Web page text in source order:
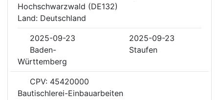
Hochschwarzwald (DE132)
Land: Deutschland
2025-09-23
2025-09-23
Baden-
Württemberg
Staufen
CPV: 45420000
Bautischlerei-Einbauarbeiten